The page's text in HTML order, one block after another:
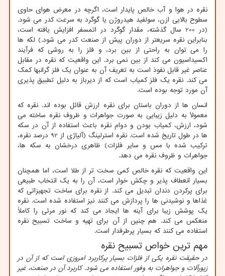
نقره در هوا و آب خالص پایدار است، اگرچه در معرض هوای حاوی
سطوح بالایی ازن، سولفید هیدروژن یا گوگرد به سرعت کدر می شود.
(در 200 سال گذشته، مقدار گوگرد در اتمسفر افزایش یافته است،
بنابراین نقره سریعتر از دوران پیش از صنعت کدر می شود.) لکه ها
را می توان به راحتی از بین برد، و فلز را به روشی که فرآیند
اکسیداسیون می کند از بین نمی برد. این واقعیت که نقره در مقابل
عناصر غیر قابل نفوذ است به تعریف آن به عنوان یک فلز گرانبها کمک
می کند. نقره یک فلز کمیاب است که از دیرباز به دلیل تطبیق پذیری
آن مورد توجه بوده است.
انسان ها از دوران باستان برای نقره ارزش قائل بوده اند. نقره که
معمولاً به دلیل زیبایی به صورت جواهرات و ظروف نقره ساخته می
‌شود، ارزش، کمیاب بودن و دوام نقره باعث استفاده از آن در سکه‌
ها در طول تاریخ شده است. نقره استرلینگ (آلیاژی از 92 درصد نقره،
ترکیب شده با مس و سایر فلزات) ظاهری درخشان به سکه ها،
جواهرات و ظروف نقره می دهد.
این واقعیت که نقره خالص کمی سخت تر از طلا است، اما همچنان
بسیار انعطاف پذیر و چکش خوار است، آن را به یک انتخاب طبیعی
برای پرکردن دندان تبدیل می کند. از نقره برای ساخت تجهیزاتی که
غذاها و نوشیدنی ها را پردازش می کنند نیز استفاده شده است. نقره
یک پوشش زیبا برای آینه ها ایجاد می کند که نور مرئی را کاملاً
منعکس می کند. هم چنین از آن برای تهیه و ساخت تسبیح نقره
استفاده می کنند که بسیار پرطرفدار است.
مهم ترین خواص تسبیح نقره
در حقیقت نقره یکی از فلزات بسیار پرکاربرد امروزی است که از آن در
زیورآلات و جواهرات به وفور استفاده می شود. کاربرد آن در صنعت، غیر